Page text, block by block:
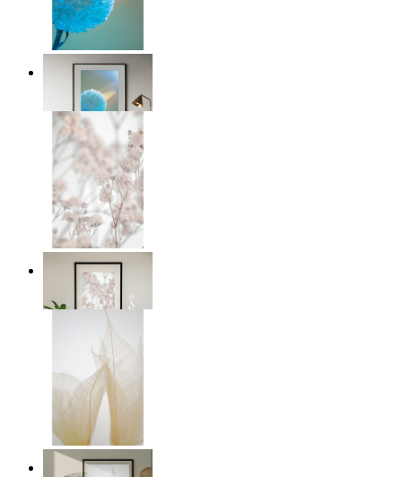
Soft Blue Bloom
14,95 €
Soft Blush Flowers
Ab 14,95 €
Transparent Nature